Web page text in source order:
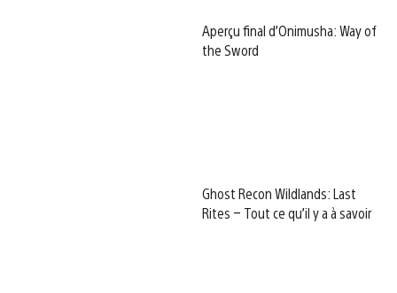
Aperçu final d’Onimusha: Way of
the Sword
Ghost Recon Wildlands: Last
Rites – Tout ce qu’il y a à savoir